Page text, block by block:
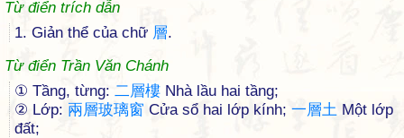
Từ điển trích dẫn
1. Giản thể của chữ 層.
Từ điển Trần Văn Chánh
① Tầng, từng: 二層樓 Nhà lầu hai tầng;
② Lớp: 兩層玻璃窗 Cửa sổ hai lớp kính; 一層土 Một lớp
đất;